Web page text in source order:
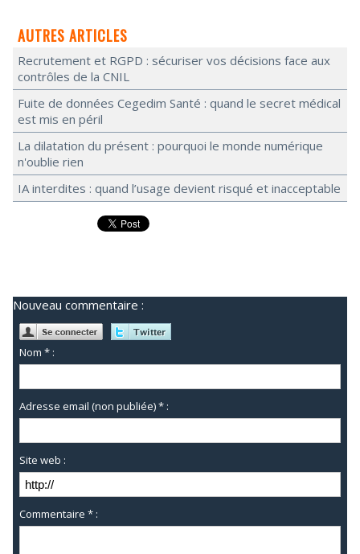
AUTRES ARTICLES
Recrutement et RGPD : sécuriser vos décisions face aux
contrôles de la CNIL
Fuite de données Cegedim Santé : quand le secret médical
est mis en péril
La dilatation du présent : pourquoi le monde numérique
n'oublie rien
IA interdites : quand l’usage devient risqué et inacceptable
Nouveau commentaire :
Nom * :
Adresse email (non publiée) * :
Site web :
Commentaire * :